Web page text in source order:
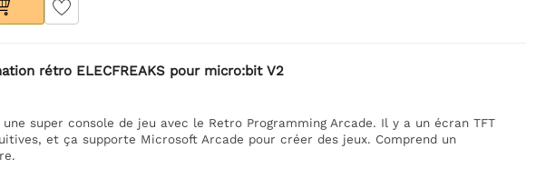
rétro ELECFREAKS pour micro:bit V2
super console de jeu avec le Retro Programming Arcade. Il y a un écran TFT
et ça supporte Microsoft Arcade pour créer des jeux. Comprend un